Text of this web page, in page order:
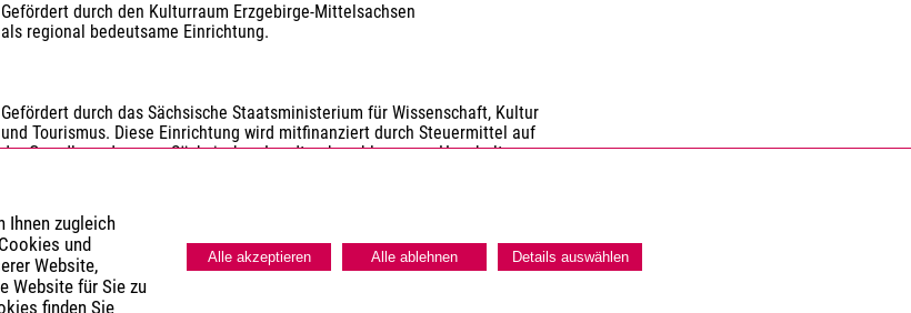
Ihnen zugleich
und
Website,
Website für Sie zu
finden Sie
Alle akzeptieren Alle ablehnen Details auswählen
Gefördert durch den Kulturraum Erzgebirge-Mittelsachsen
als regional bedeutsame Einrichtung.
Gefördert durch das Sächsische Staatsministerium für Wissenschaft, Kultur
und Tourismus. Diese Einrichtung wird mitfinanziert durch Steuermittel auf
der Grundlage des vom Sächsischen Landtag beschlossenen Haushaltes.
Gefördert durch den Landkreis Erzgebirgskreis.